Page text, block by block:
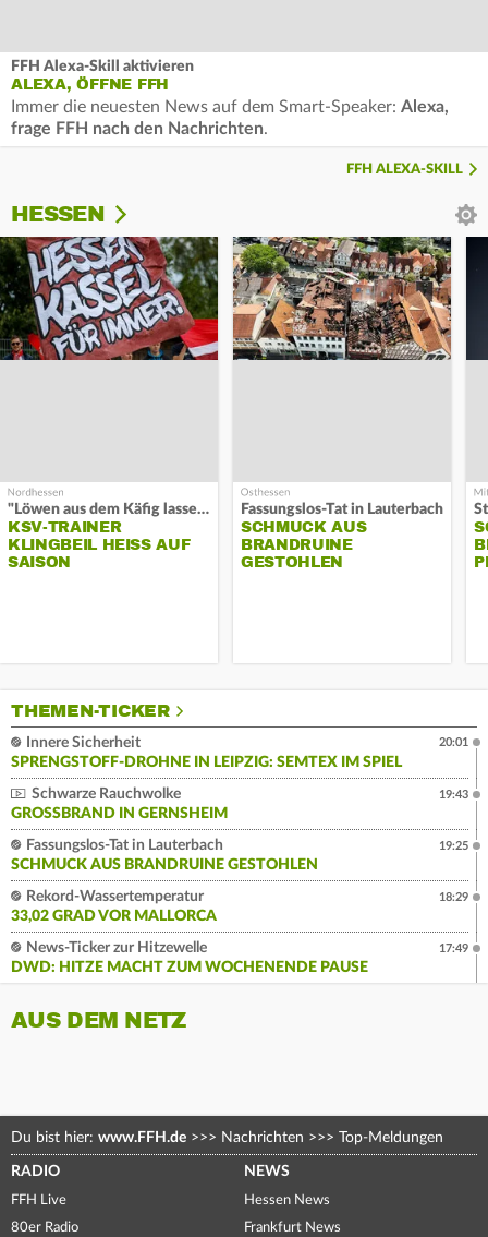
FFH Alexa-Skill aktivieren
ALEXA, ÖFFNE FFH
Immer die neuesten News auf dem Smart-Speaker: Alexa,
frage FFH nach den Nachrichten.
FFH ALEXA-SKILL
HESSEN
"Löwen aus dem Käfig lassen"
KSV-TRAINER
KLINGBEIL HEISS AUF S
AISON
Fassungslos-Tat in Lauterbach
SCHMUCK AUS
BRANDRUINE
GESTOHLEN
THEMEN-TICKER
Innere Sicherheit
SPRENGSTOFF-DROHNE IN LEIPZIG: SEMTEX IM SPIEL
20:01
Schwarze Rauchwolke
GROSSBRAND IN GERNSHEIM
19:43
Fassungslos-Tat in Lauterbach
SCHMUCK AUS BRANDRUINE GESTOHLEN
19:25
Rekord-Wassertemperatur
33,02 GRAD VOR MALLORCA
18:29
News-Ticker zur Hitzewelle
DWD: HITZE MACHT ZUM WOCHENENDE PAUSE
17:49
AUS DEM NETZ
Du bist hier: www.FFH.de >>> Nachrichten >>> Top-Meldungen
RADIO
FFH Live
80er Radio
NEWS
Hessen News
Frankfurt News